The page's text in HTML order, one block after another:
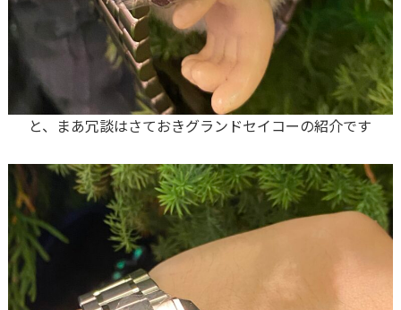
と、まあ冗談はさておきグランドセイコーの紹介です